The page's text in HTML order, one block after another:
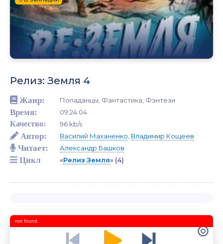
Релиз: Земля 4
Жанр: Попаданцы, Фантастика, Фэнтези
Время:
09:24:04
Качество:
96 kb/s
Автор: Василий Маханенко Владимир Кощеев
Читает: Александр Башков
Цикл «Релиз Земля» (4)
not found